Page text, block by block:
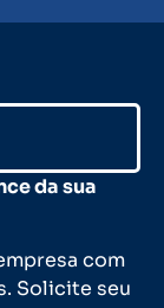
da sua
com
Solicite seu